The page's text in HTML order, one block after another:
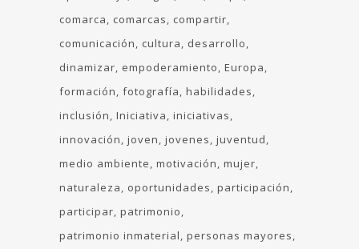
comarca
comarcas
compartir
comunicación
cultura
desarrollo
dinamizar empoderamiento Europa
formación fotografía habilidades
inclusión Iniciativa iniciativas
innovación joven jovenes juventud
medio ambiente motivación mujer
naturaleza
oportunidades participación
participar patrimonio
patrimonio inmaterial personas mayores